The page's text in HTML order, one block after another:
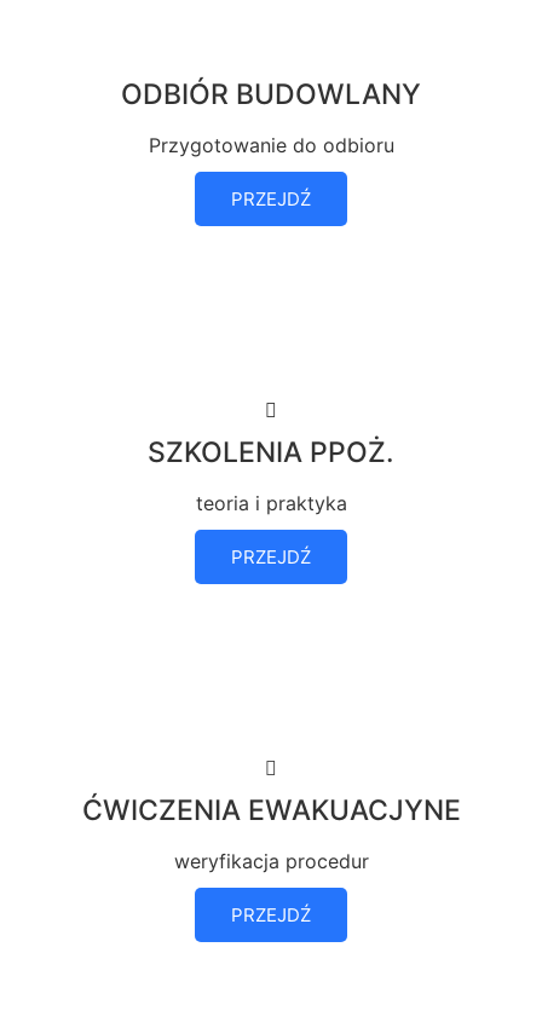
ODBIÓR BUDOWLANY
Przygotowanie do odbioru
PRZEJDŹ
SZKOLENIA PPOŻ.
teoria i praktyka
PRZEJDŹ
ĆWICZENIA EWAKUACJYNE
weryfikacja procedur
PRZEJDŹ